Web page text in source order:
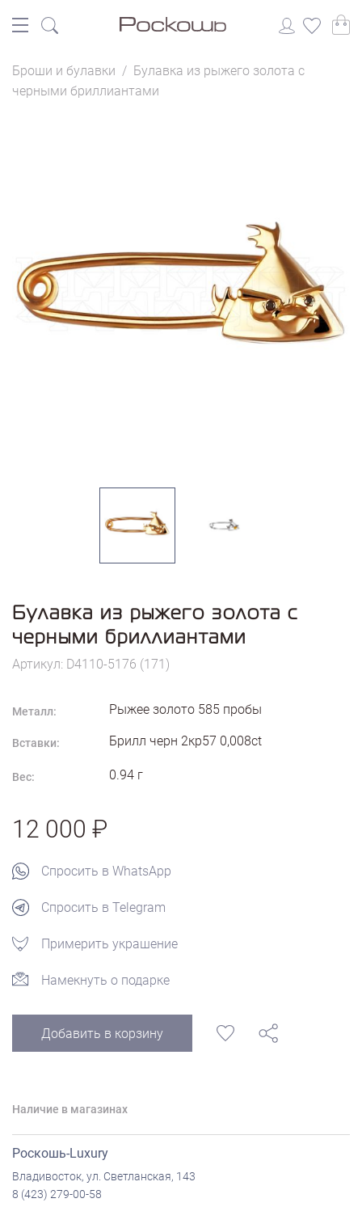
Броши и булавки / Булавка из рыжего золота с
черными бриллиантами
Булавка из рыжего золота с
черными бриллиантами
Артикул: D4110-5176 (171)
Металл: Рыжее золото 585 пробы
Вставки: Брилл черн 2кр57 0,008ct
Вес: 0.94 г
12 000
Спросить в WhatsApp
Спросить в Telegram
Примерить украшение
Намекнуть о подарке
Добавить в корзину
Наличие в магазинах
Роскошь-Luxury
Владивосток, ул. Светланская, 143
8 (423) 279-00-58